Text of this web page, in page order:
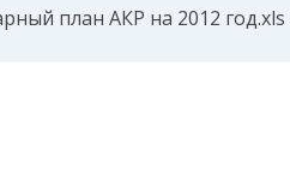
план АКР на 2012 год.xls